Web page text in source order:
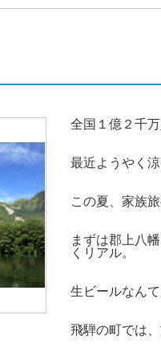
全国１億２千
最近ようやく
この夏、家族
まずは郡上八
くリアル。
生ビールなん
飛騨の町では